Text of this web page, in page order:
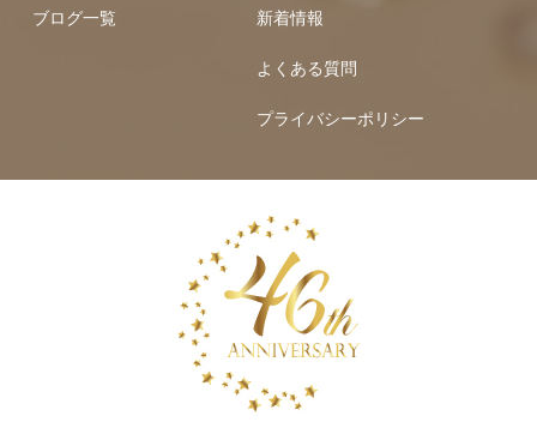
ブログ一覧 新着情報
よくある質問
プライバシーポリシー